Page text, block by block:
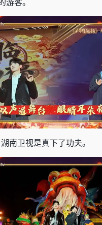
南卫视是真下了功夫。